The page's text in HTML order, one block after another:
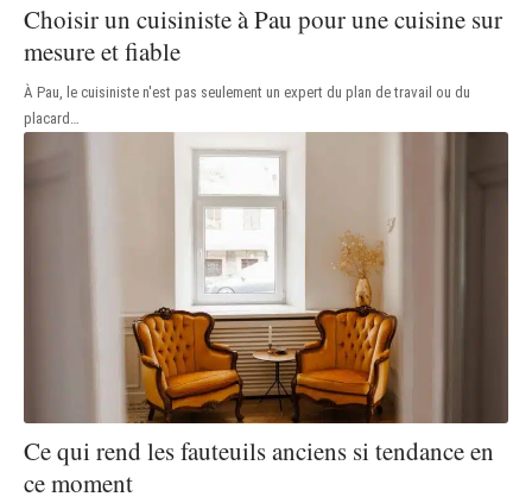
Choisir un cuisiniste à Pau pour une cuisine sur
mesure et fiable
À Pau, le cuisiniste n'est pas seulement un expert du plan de travail ou du
placard
Ce qui rend les fauteuils anciens si tendance en
ce moment